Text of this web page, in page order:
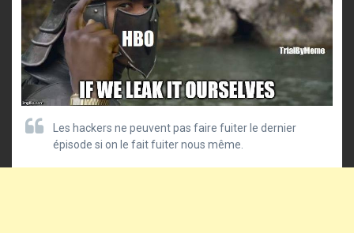
Les hackers ne peuvent pas faire fuiter le dernier
épisode si on le fait fuiter nous même.